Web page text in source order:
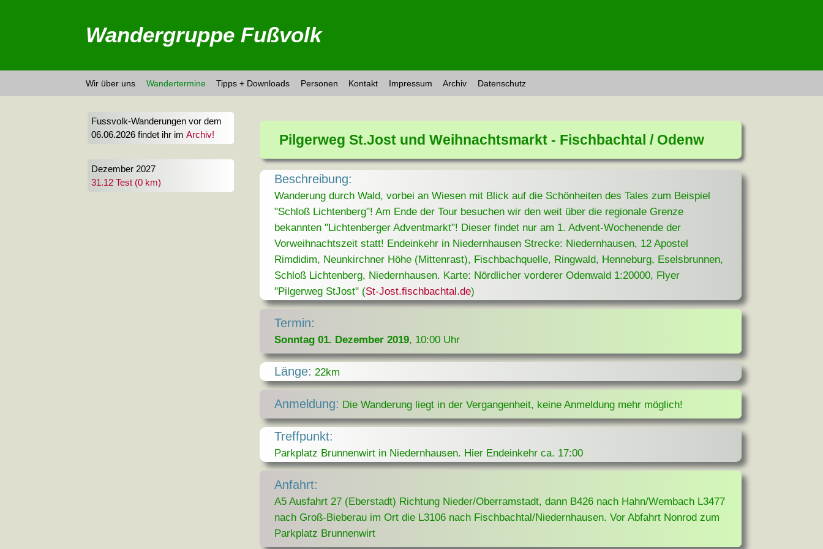
Wandergruppe Fußvolk
Wir über uns Wandertermine Tipps + Downloads Personen Kontakt Impressum Archiv Datenschutz
Fussvolk-Wanderungen vor dem
06.06.2026 findet ihr im Archiv!
Dezember 2027
31.12 Test (0 km)
Pilgerweg St.Jost und Weihnachtsmarkt - Fischbachtal / Odenw
Beschreibung:
Wanderung durch Wald, vorbei an Wiesen mit Blick auf die Schönheiten des Tales zum Beispiel
"Schloß Lichtenberg"! Am Ende der Tour besuchen wir den weit über die regionale Grenze
bekannten "Lichtenberger Adventmarkt"! Dieser findet nur am 1. Advent-Wochenende der
Vorweihnachtszeit statt! Endeinkehr in Niedernhausen Strecke: Niedernhausen, 12 Apostel
Rimdidim, Neunkirchner Höhe (Mittenrast), Fischbachquelle, Ringwald, Henneburg, Eselsbrunnen,
Schloß Lichtenberg, Niedernhausen. Karte: Nördlicher vorderer Odenwald 1:20000, Flyer
"Pilgerweg StJost" (St-Jost.fischbachtal.de)
Termin:
Sonntag 01. Dezember 2019, 10:00 Uhr
Länge: 22km
Anmeldung: Die Wanderung liegt in der Vergangenheit, keine Anmeldung mehr möglich!
Treffpunkt:
Parkplatz Brunnenwirt in Niedernhausen. Hier Endeinkehr ca. 17:00
Anfahrt:
A5 Ausfahrt 27 (Eberstadt) Richtung Nieder/Oberramstadt, dann B426 nach Hahn/Wembach L3477
nach Groß-Bieberau im Ort die L3106 nach Fischbachtal/Niedernhausen. Vor Abfahrt Nonrod zum
Parkplatz Brunnenwirt